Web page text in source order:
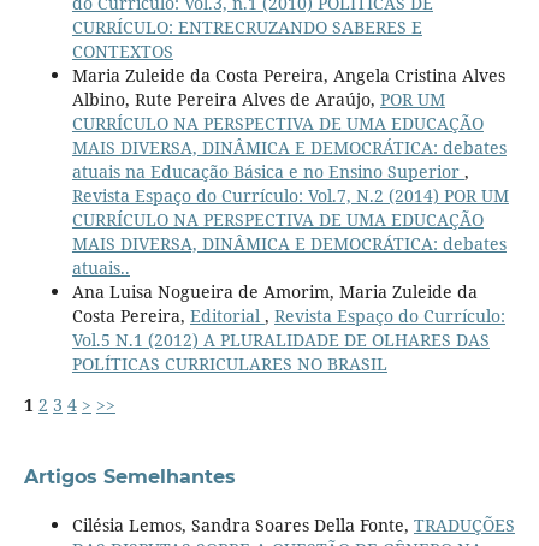
CURRÍCULO: ENTRECRUZANDO SABERES E
CONTEXTOS
Maria Zuleide da Costa Pereira, Angela Cristina Alves
Albino, Rute Pereira Alves de Araújo, POR UM
CURRÍCULO NA PERSPECTIVA DE UMA EDUCAÇÃO
MAIS DIVERSA, DINÂMICA E DEMOCRÁTICA: debates
atuais na Educação Básica e no Ensino Superior ,
Revista Espaço do Currículo: Vol.7, N.2 (2014) POR UM
CURRÍCULO NA PERSPECTIVA DE UMA EDUCAÇÃO
MAIS DIVERSA, DINÂMICA E DEMOCRÁTICA: debates
atuais..
Ana Luisa Nogueira de Amorim, Maria Zuleide da
Costa Pereira, Editorial , Revista Espaço do Currículo:
Vol.5 N.1 (2012) A PLURALIDADE DE OLHARES DAS
POLÍTICAS CURRICULARES NO BRASIL
1 2 3 4 > >>
Artigos Semelhantes
Cilésia Lemos, Sandra Soares Della Fonte, TRADUÇÕES